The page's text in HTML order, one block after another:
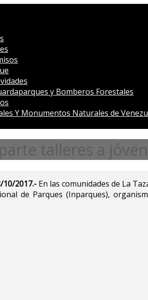
y Bomberos Forestales
Y Monumentos Naturales de
talleres a
2017.- En las comunidades de La
de Parques (Inparques),